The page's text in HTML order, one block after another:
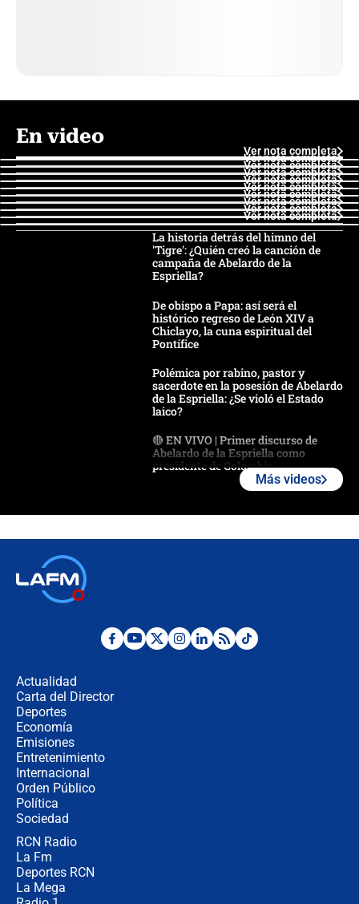
En video
Ver nota completa
Ver nota completa
Ver nota completa
Ver nota completa
Ver nota completa
Ver nota completa
Ver nota completa
Ver nota completa
Ver nota completa
Ver nota completa
La historia detrás del himno del
'Tigre': ¿Quién creó la canción de
campaña de Abelardo de la
Espriella?
De obispo a Papa: así será el
histórico regreso de León XIV a
Chiclayo, la cuna espiritual del
Pontífice
Polémica por rabino, pastor y
sacerdote en la posesión de Abelardo
de la Espriella: ¿Se violó el Estado
laico?
🔴 EN VIVO | Primer discurso de
Abelardo de la Espriella como
presidente de Colombia
Desde dermatitis hasta infecciones:
Más videos
Actualidad
Carta del Director
Deportes
Economía
Emisiones
Entretenimiento
Internacional
Orden Público
Política
Sociedad
RCN Radio
La Fm
Deportes RCN
La Mega